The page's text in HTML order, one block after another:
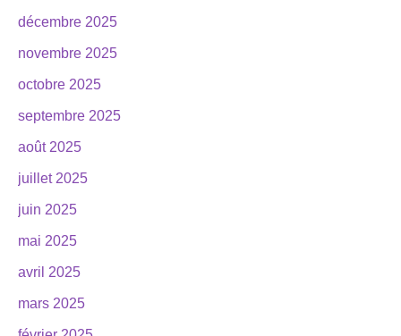
décembre 2025
novembre 2025
octobre 2025
septembre 2025
août 2025
juillet 2025
juin 2025
mai 2025
avril 2025
mars 2025